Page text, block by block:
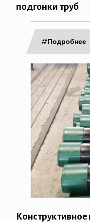
подгонки труб
Подробнее